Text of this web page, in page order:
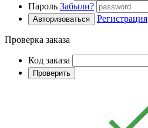
Пароль Забыли?
Авторизоваться Регистрация
Проверка заказа
Код заказа
Проверить